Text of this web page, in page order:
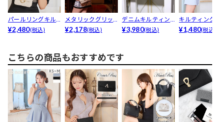
パールリングキル
ティングチェーン
¥2,480(税込)
メタリックグリッ
タークラッチバッ
¥2,178(税込)
デニムキルティン
グショルダーバッ
¥3,980(税込)
キルティング
ーンフラップ
¥1,480(税込)
こちらの商品もおすすめです